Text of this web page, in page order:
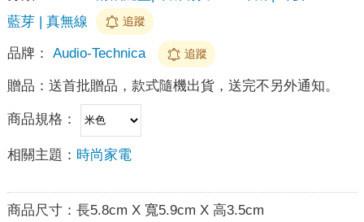
藍芽 | 真無線
追蹤
品牌： Audio-Technica 追蹤
贈品： 送首批贈品，款式隨機出貨，送完不另外通知。
商品規格：
相關主題： 時尚家電
商品尺寸： 長5.8cm X 寬5.9cm X 高3.5cm